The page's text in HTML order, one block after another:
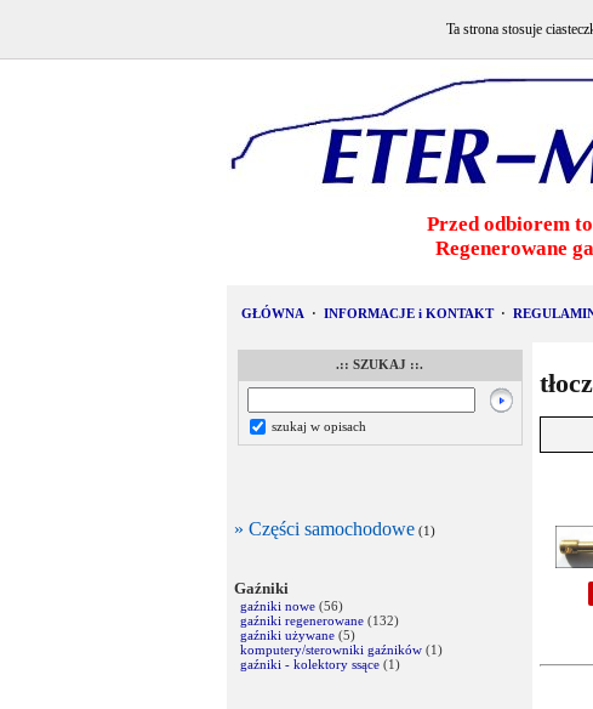
Przed odbiorem
Regenerowane
GŁÓWNA · INFORMACJE i KONTAKT ·
.:: SZUKAJ ::.
szukaj w opisach
» Części samochodowe (1)
Gaźniki
gaźniki nowe (56)
gaźniki regenerowane (132)
gaźniki używane (5)
komputery/sterowniki gaźników (1)
gaźniki - kolektory ssące (1)
Ta strona stosuje